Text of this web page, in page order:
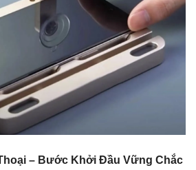
– Bước Khởi Đầu Vững Chắc